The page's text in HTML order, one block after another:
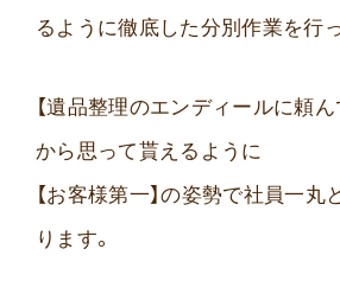
るように徹底した分別作業を行
【遺品整理のエンディールに頼
から思って貰えるように
【お客様第一】の姿勢で社員一
ります。